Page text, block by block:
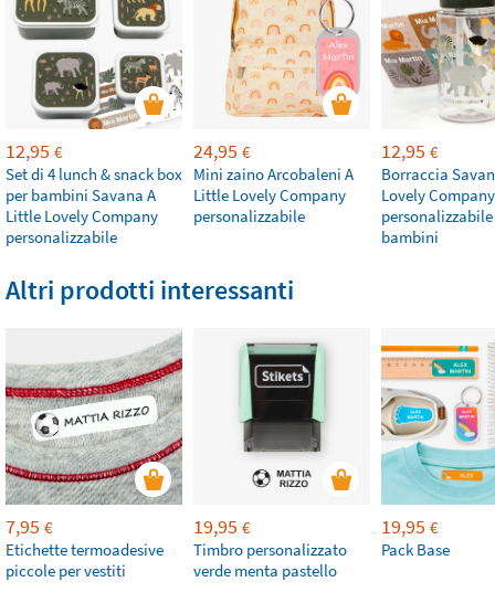
12,95 €
Set di 4 lunch & snack box
per bambini Savana A
Little Lovely Company
personalizzabile
24,95 €
Mini zaino Arcobaleni A
Little Lovely Company
personalizzabile
12,95 €
Borraccia
Lovely Company
bambini
Altri prodotti interessanti
7,95 €
Etichette termoadesive
piccole per vestiti
19,95 €
Timbro personalizzato
verde menta pastello
19,95 €
Pack Base